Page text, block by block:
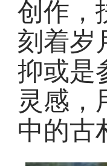
创作，
刻着岁
抑或是
灵感，
中的古